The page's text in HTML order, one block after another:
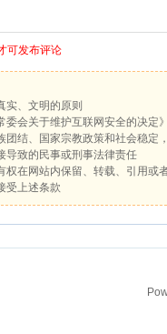
可发布评论
实、文明的原则
委会关于维护互联网安全的决定
团结、国家宗教政策和社会稳定
导致的民事或刑事法律责任
权在网站内保留、转载、引用或
受上述条款